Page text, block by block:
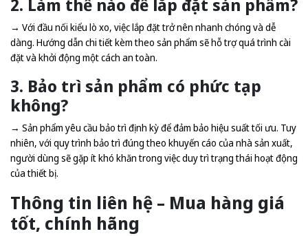
2. Làm thế nào để lắp đặt sản phẩm?
→ Với đầu nối kiểu lò xo, việc lắp đặt trở nên nhanh chóng và dễ
dàng. Hướng dẫn chi tiết kèm theo sản phẩm sẽ hỗ trợ quá trình cài
đặt và khởi động một cách an toàn.
3. Bảo trì sản phẩm có phức tạp
không?
→ Sản phẩm yêu cầu bảo trì định kỳ để đảm bảo hiệu suất tối ưu. Tuy
nhiên, với quy trình bảo trì đúng theo khuyến cáo của nhà sản xuất,
người dùng sẽ gặp ít khó khăn trong việc duy trì trạng thái hoạt động
của thiết bị.
Thông tin liên hệ – Mua hàng giá
tốt, chính hãng